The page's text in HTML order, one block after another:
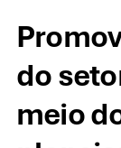
do
meio